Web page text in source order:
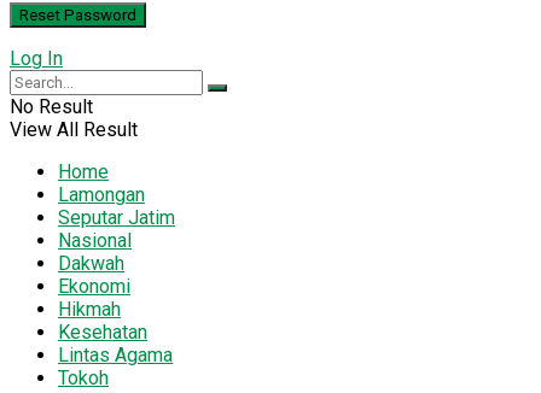
Log In
No Result
View All Result
Home
Lamongan
Seputar Jatim
Nasional
Dakwah
Ekonomi
Hikmah
Kesehatan
Lintas Agama
Tokoh